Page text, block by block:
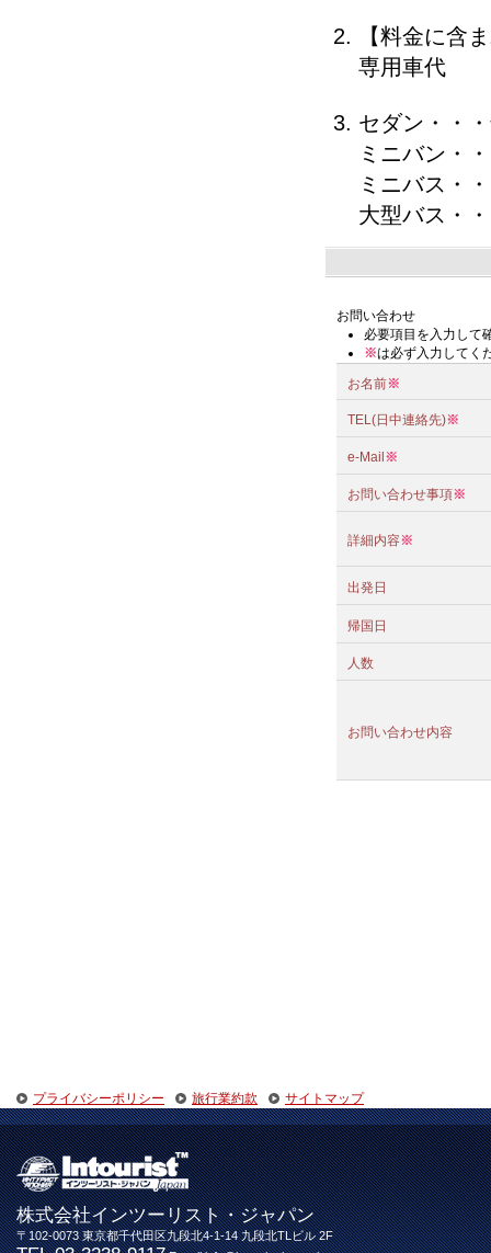
【料金に含
専用車代
セダン・・
ミニバン・
ミニバス・
大型バス・
お問い合わせ
必要項目を入力して
※は必ず入力してく
お名前※
TEL(日中連絡先)※
e-Mail ※
お問い合わせ事項※
詳細内容※
出発日
帰国日
人数
お問い合わせ内容
プライバシーポリシー 旅行業約款 サイトマップ
株式会社インツーリスト・ジャパン
〒102-0073 東京都千代田区九段北4-1-14 九段北TLビル 2F